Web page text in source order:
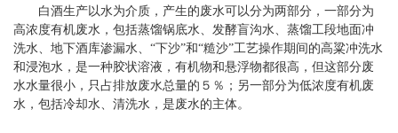
白酒生产以水为介质，产生的废水可以分为两部分，一部分为
高浓度有机废水，包括蒸馏锅底水、发酵盲沟水、蒸馏工段地面冲
洗水、地下酒库渗漏水、“下沙”和“糙沙”工艺操作期间的高粱冲洗水
和浸泡水，是一种胶状溶液，有机物和悬浮物都很高，但这部分废
水水量很小，只占排放废水总量的５％；另一部分为低浓度有机废
水，包括冷却水、清洗水，是废水的主体。